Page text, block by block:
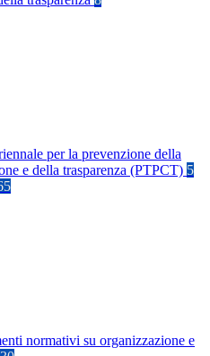
per la prevenzione della
e della trasparenza (PTPCT) 5
normativi su organizzazione e